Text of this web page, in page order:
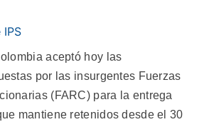
aceptó hoy las
por las insurgentes Fuerzas
(FARC) para la entrega
mantiene retenidos desde el 30